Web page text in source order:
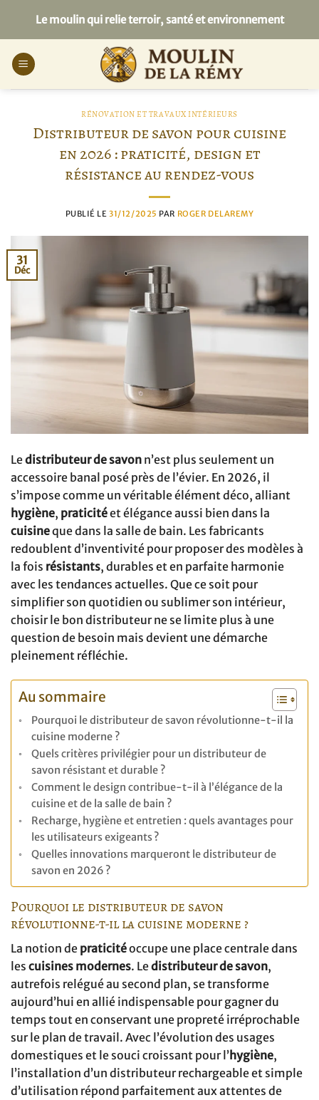
contenu
Le moulin qui relie terroir, santé et environnement
RÉNOVATION ET TRAVAUX INTÉRIEURS
Distributeur de savon pour cuisine
en 2026 : praticité, design et
résistance au rendez-vous
PUBLIÉ LE31/12/2025 PAR ROGER DELAREMY
31
Déc
Ledistributeur de savon n’est plus seulement un
accessoire banal posé près de l’évier. En 2026, il
s’impose comme un véritable élément déco, alliant
hygiène, praticitéet élégance aussi bien dans la
cuisineque dans la salle de bain. Les fabricants
redoublent d’inventivité pour proposer des modèles à
la fois résistants, durables et en parfaite harmonie
avec les tendances actuelles. Que ce soit pour
simplifier son quotidien ou sublimer son intérieur,
choisir le bon distributeur ne se limite plus à une
question de besoin mais devient une démarche
pleinement réfléchie.
Au sommaire
Pourquoi le distributeur de savon révolutionne-t-il la
cuisine moderne ?
Quels critères privilégier pour un distributeur de
savon résistant et durable ?
Comment le design contribue-t-il à l’élégance de la
cuisine et de la salle de bain ?
Recharge, hygiène et entretien : quels avantages pour
les utilisateurs exigeants ?
Quelles innovations marqueront le distributeur de
savon en 2026 ?
Pourquoi le distributeur de savon
révolutionne-t-il la cuisine moderne ?
La notion de praticitéoccupe une place centrale dans
les cuisines modernes. Ledistributeur de savon,
autrefois relégué au second plan, se transforme
aujourd’hui en allié indispensable pour gagner du
temps tout en conservant une propreté irréprochable
sur le plan de travail. Avec l’évolution des usages
domestiques et le souci croissant pour l’hygiène,
l’installation d’un distributeur rechargeable et simple
d’utilisation répond parfaitement aux attentes de